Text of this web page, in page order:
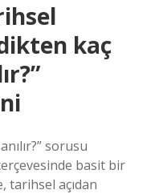
kaç
sorusu
basit bir
tarihsel açıdan